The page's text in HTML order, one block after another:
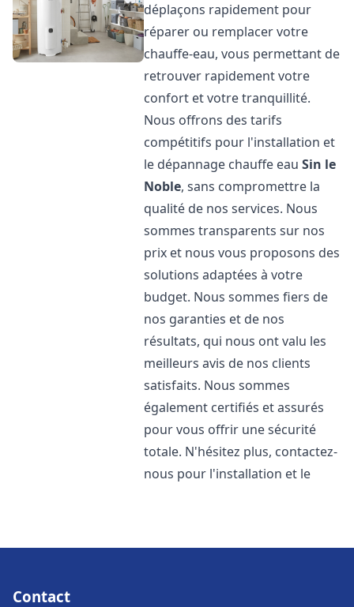
déplaçons rapidement pour
réparer ou remplacer votre
chauffe-eau, vous permettant de
retrouver rapidement votre
confort et votre tranquillité.
Nous offrons des tarifs
compétitifs pour l'installation et
le dépannage chauffe eauSin le
Noble, sans compromettre la
qualité de nos services. Nous
sommes transparents sur nos
prix et nous vous proposons des
solutions adaptées à votre
budget. Nous sommes fiers de
nos garanties et de nos
résultats, qui nous ont valu les
meilleurs avis de nos clients
satisfaits. Nous sommes
également certifiés et assurés
pour vous offrir une sécurité
totale. N'hésitez plus, contactez-
nous pour l'installation et le
Contact